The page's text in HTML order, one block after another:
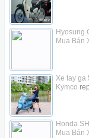
Hyosung
Mua Bán
Xe tay ga
Kymco
Honda
Mua Bán